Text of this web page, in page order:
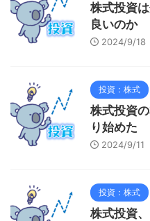
株式投資
良いのか
2024/9/18
投資：株式
株式投資
り始めた
2024/9/11
投資：株式
株式投資